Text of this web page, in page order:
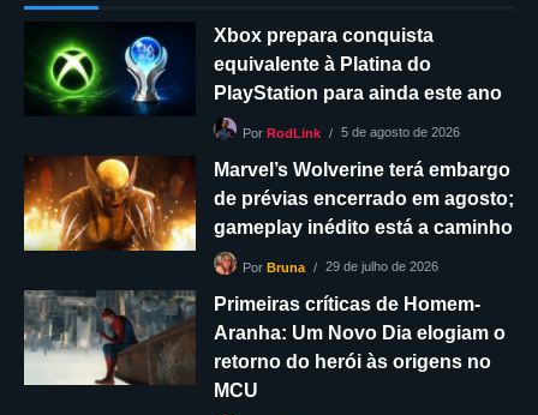
Xbox prepara conquista
equivalente à Platina do
PlayStation para ainda este ano
Por RodLink 5 de agosto de 2026
Marvel’s Wolverine terá embargo
de prévias encerrado em agosto;
gameplay inédito está a caminho
Por Bruna 29 de julho de 2026
Primeiras críticas de Homem-
Aranha: Um Novo Dia elogiam o
retorno do herói às origens no
MCU